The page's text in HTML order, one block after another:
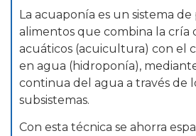
La acuaponía es un sistema
alimentos que combina la cría
acuáticos (acuicultura) con el
en agua (hidroponía),
continua del agua a través de
subsistemas.
Con esta técnica se ahorra